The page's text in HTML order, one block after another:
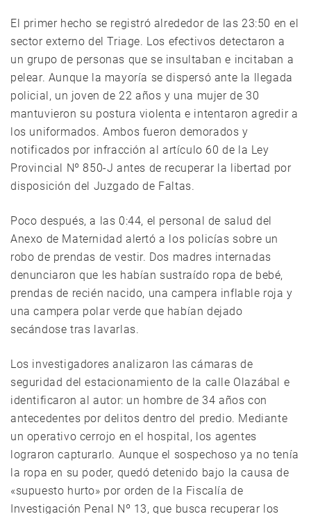
El primer hecho se registró alrededor de las 23:50 en el
sector externo del Triage. Los efectivos detectaron a
un grupo de personas que se insultaban e incitaban a
pelear. Aunque la mayoría se dispersó ante la llegada
policial, un joven de 22 años y una mujer de 30
mantuvieron su postura violenta e intentaron agredir a
los uniformados. Ambos fueron demorados y
notificados por infracción al artículo 60 de la Ley
Provincial Nº 850-J antes de recuperar la libertad por
disposición del Juzgado de Faltas.
Poco después, a las 0:44, el personal de salud del
Anexo de Maternidad alertó a los policías sobre un
robo de prendas de vestir. Dos madres internadas
denunciaron que les habían sustraído ropa de bebé,
prendas de recién nacido, una campera inflable roja y
una campera polar verde que habían dejado
secándose tras lavarlas.
Los investigadores analizaron las cámaras de
seguridad del estacionamiento de la calle Olazábal e
identificaron al autor: un hombre de 34 años con
antecedentes por delitos dentro del predio. Mediante
un operativo cerrojo en el hospital, los agentes
lograron capturarlo. Aunque el sospechoso ya no tenía
la ropa en su poder, quedó detenido bajo la causa de
«supuesto hurto» por orden de la Fiscalía de
Investigación Penal Nº 13, que busca recuperar los